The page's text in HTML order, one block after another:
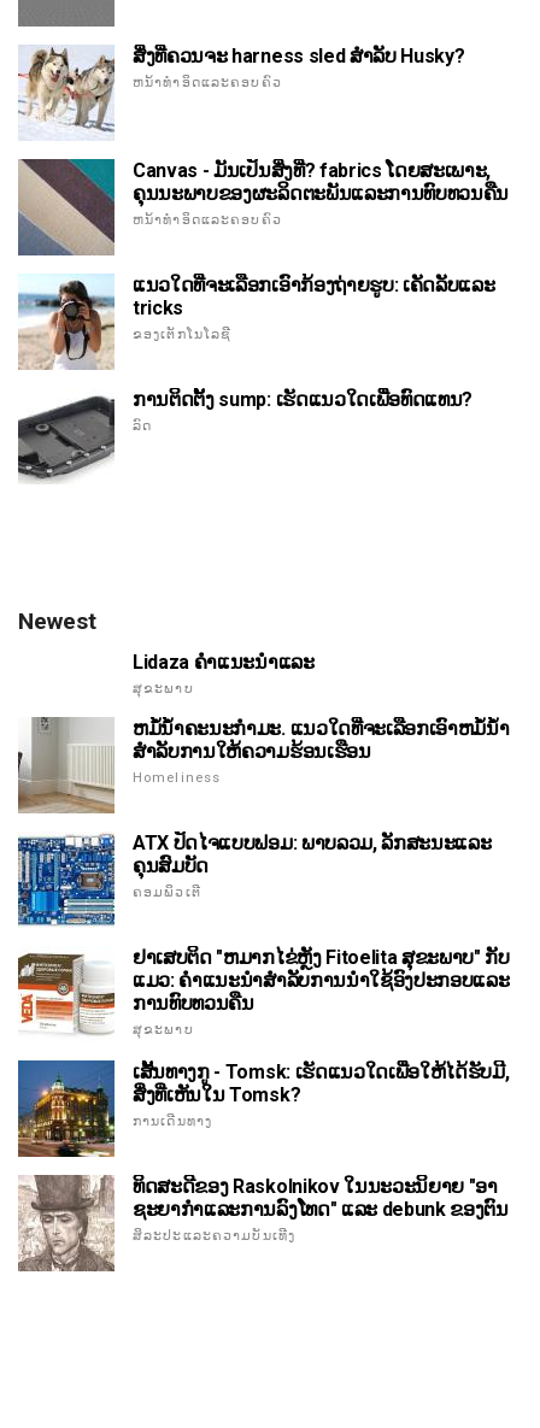
ສິ່ງທີ່ຄວນຈະ harness sled ສໍາລັບ Husky?
ຫນ້າທໍາອິດແລະຄອບຄົວ
Canvas - ມັນເປັນສິ່ງທີ່? fabrics ໂດຍສະເພາະ,
ຄຸນນະພາບຂອງຜະລິດຕະພັນແລະການທົບທວນຄືນ
ຫນ້າທໍາອິດແລະຄອບຄົວ
ແນວໃດທີ່ຈະເລືອກເອົາກ້ອງຖ່າຍຮູບ: ເຄັດລັບແລະ
tricks
ຂອງເຕັກໂນໂລຊີ
ການຕິດຕັ້ງ sump: ເຮັດແນວໃດເພື່ອທົດແທນ?
ລົດ
Newest
Lidaza ຄໍາແນະນໍາແລະ
ສຸຂະພາບ
ຫມໍ້ນ້ໍາຄະນະກໍາມະ. ແນວໃດທີ່ຈະເລືອກເອົາຫມໍ້ນ້ໍາ
ສໍາລັບການໃຫ້ຄວາມຮ້ອນເຮືອນ
Homeliness
ATX ປັດໄຈແບບຟອມ: ພາບລວມ, ລັກສະນະແລະ
ຄຸນສົມບັດ
ຄອມພິວເຕີ
ຢາເສບຕິດ "ຫມາກໄຂ່ຫຼັງ Fitoelita ສຸຂະພາບ" ກັບ
ແມວ: ຄໍາແນະນໍາສໍາລັບການນໍາໃຊ້ອົງປະກອບແລະ
ການທົບທວນຄືນ
ສຸຂະພາບ
ເສັ້ນທາງກູ - Tomsk: ເຮັດແນວໃດເພື່ອໃຫ້ໄດ້ຮັບມີ,
ສິ່ງທີ່ເຫັນໃນ Tomsk?
ການເດີນທາງ
ທິດສະດີຂອງ Raskolnikov ໃນນະວະນິຍາຍ "ອາ
ຊະຍາກໍາແລະການລົງໂທດ" ແລະ debunk ຂອງຕົນ
ສິລະປະແລະຄວາມບັນເທີງ